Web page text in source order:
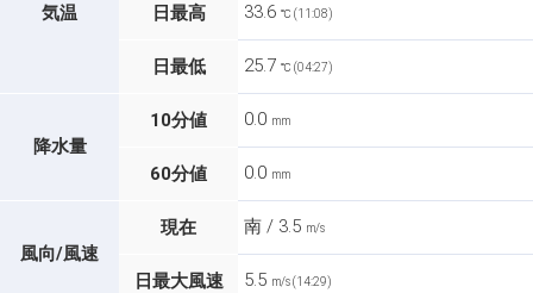
気温 日最高 33.6 ℃ (11:08)
日最低 25.7 ℃ (04:27)
降水量
10分値 0.0 mm
60分値 0.0 mm
風向/風速
現在 南 / 3.5 m/s
日最大風速 5.5 m/s (14:29)